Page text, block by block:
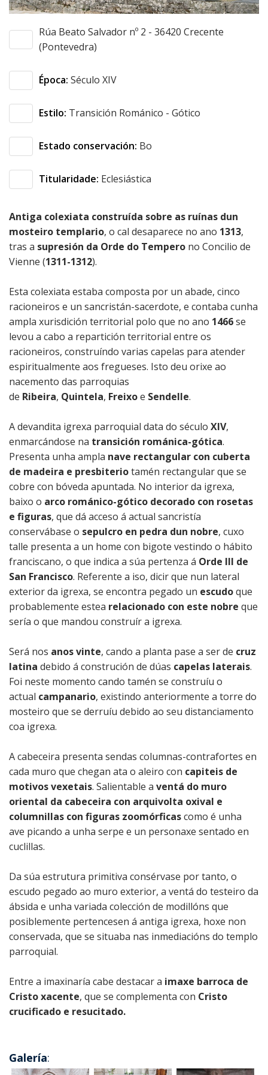
Ordenanzas
contratante
Transparencia
deportivas
Cultura
cidadá
Medio rural
paz
Rúa Beato Salvador nº 2 - 36420 Crecente
(Pontevedra)
Época: Século XIV
Estilo: Transición Románico - Gótico
Estado conservación: Bo
Titularidade: Eclesiástica
Antiga colexiata construída sobre as ruínas dun
mosteiro templario, o cal desaparece no ano 1313,
tras a supresión da Orde do Tempero no Concilio de
Vienne (1311-1312).
Esta colexiata estaba composta por un abade, cinco
racioneiros e un sancristán-sacerdote, e contaba cunha
ampla xurisdición territorial polo que no ano 1466se
levou a cabo a repartición territorial entre os
racioneiros, construíndo varias capelas para atender
espiritualmente aos fregueses. Isto deu orixe ao
nacemento das parroquias
de Ribeira, Quintela, Freixoe Sendelle.
A devandita igrexa parroquial data do século XIV,
enmarcándose na transición románica-gótica.
Presenta unha ampla nave rectangular con cuberta
de madeira e presbiteriotamén rectangular que se
cobre con bóveda apuntada. No interior da igrexa,
baixo o arco románico-gótico decorado con rosetas
e figuras, que dá acceso á actual sancristía
conservábase o sepulcro en pedra dun nobre, cuxo
talle presenta a un home con bigote vestindo o hábito
franciscano, o que indica a súa pertenza á Orde III de
San Francisco. Referente a iso, dicir que nun lateral
exterior da igrexa, se encontra pegado un escudoque
probablemente estea relacionado con este nobre que
sería o que mandou construír a igrexa.
Será nos anos vinte, cando a planta pase a ser de cruz
latina debido á construción de dúas capelas laterais.
Foi neste momento cando tamén se construíu o
actual campanario, existindo anteriormente a torre do
mosteiro que se derruíu debido ao seu distanciamento
coa igrexa.
A cabeceira presenta sendas columnas-contrafortes en
cada muro que chegan ata o aleiro con capiteis de
motivos vexetais. Salientable a ventá do muro
oriental da cabeceira con arquivolta oxival e
columnillas con figuras zoomórficascomo é unha
ave picando a unha serpe e un personaxe sentado en
cuclillas.
Da súa estrutura primitiva consérvase por tanto, o
escudo pegado ao muro exterior, a ventá do testeiro da
ábsida e unha variada colección de modillóns que
posiblemente pertencesen á antiga igrexa, hoxe non
conservada, que se situaba nas inmediacións do templo
parroquial.
Entre a imaxinaría cabe destacar a imaxe barroca de
Cristo xacente, que se complementa con Cristo
crucificado e resucitado.
Galería: